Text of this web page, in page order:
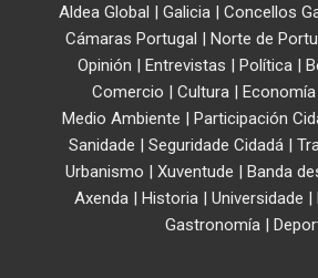
Aldea Global | Galicia| Concellos
Cámaras Portugal | Norte de
Opinión | Entrevistas | Política|
Comercio | Cultura | Economía
Medio Ambiente | Participación
Sanidade | Seguridade Cidadá |
Urbanismo | Xuventude | Banda
Axenda| Historia| Universidade |
Gastronomía |